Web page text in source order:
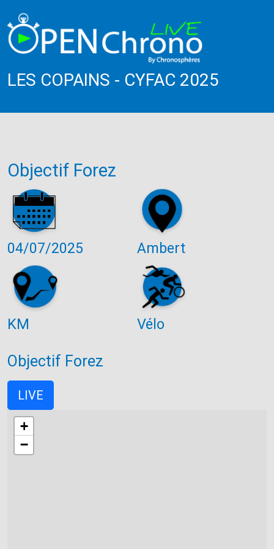
LES COPAINS - CYFAC 2025
Objectif Forez
04/07/2025 Ambert
KM Vélo
Objectif Forez
LIVE
+
−